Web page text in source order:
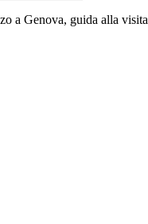
a Genova, guida alla visita